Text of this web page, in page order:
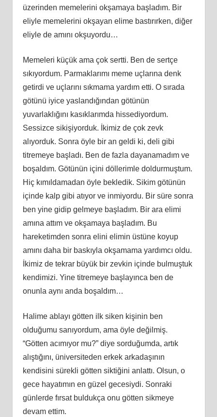
üzerinden memelerini okşamaya başladım. Bir
eliyle memelerini okşayan elime bastırırken, diğer
eliyle de amını okşuyordu…
Memeleri küçük ama çok sertti. Ben de sertçe
sıkıyordum. Parmaklarımı meme uçlarına denk
getirdi ve uçlarını sıkmama yardım etti. O sırada
götünü iyice yaslandığından götünün
yuvarlaklığını kasıklarımda hissediyordum.
Sessizce sikişiyorduk. İkimiz de çok zevk
alıyorduk. Sonra öyle bir an geldi ki, deli gibi
titremeye başladı. Ben de fazla dayanamadım ve
boşaldım. Götünün içini döllerimle doldurmuştum.
Hiç kımıldamadan öyle bekledik. Sikim götünün
içinde kalp gibi atıyor ve inmiyordu. Bir süre sonra
ben yine gidip gelmeye başladım. Bir ara elimi
amına attım ve okşamaya başladım. Bu
hareketimden sonra elini elimin üstüne koyup
amını daha bir baskıyla okşamama yardımcı oldu.
İkimiz de tekrar büyük bir zevkin içinde bulmuştuk
kendimizi. Yine titremeye başlayınca ben de
onunla aynı anda boşaldım…
Halime ablayı götten ilk siken kişinin ben
olduğumu sanıyordum, ama öyle değilmiş.
“Götten acımıyor mu?” diye sorduğumda, artık
alıştığını, üniversiteden erkek arkadaşının
kendisini sürekli götten siktiğini anlattı. Olsun, o
gece hayatımın en güzel gecesiydi. Sonraki
günlerde fırsat buldukça onu götten sikmeye
devam ettim.